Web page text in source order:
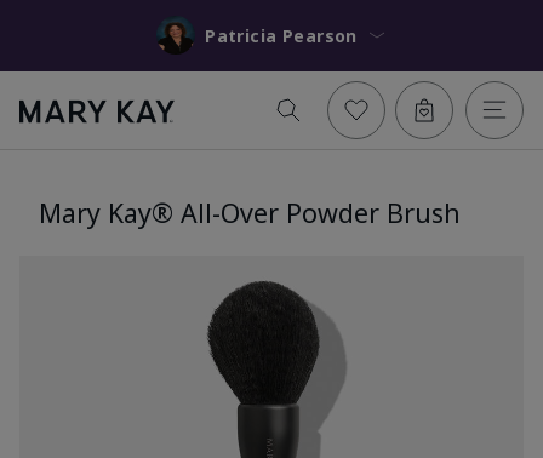
Patricia Pearson
Mary Kay® All-Over Powder Brush